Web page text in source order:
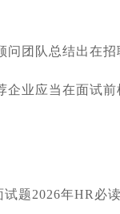
团队总结出在
企业应当在面试